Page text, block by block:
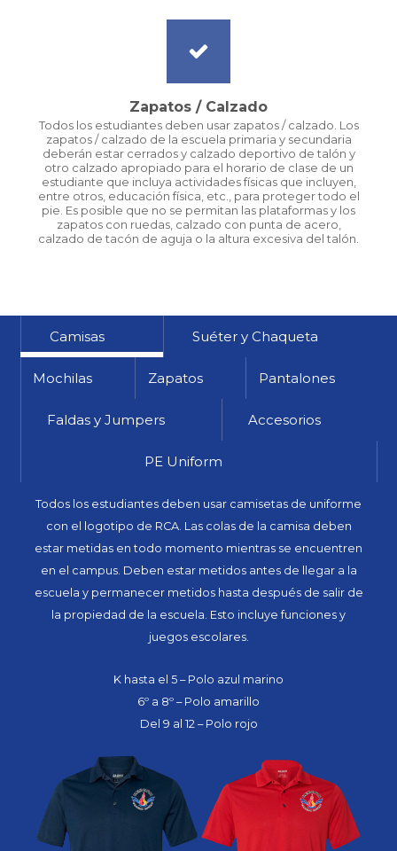
Zapatos / Calzado
Todos los estudiantes deben usar zapatos / calzado. Los
zapatos / calzado de la escuela primaria y secundaria
deberán estar cerrados y calzado deportivo de talón y
otro calzado apropiado para el horario de clase de un
estudiante que incluya actividades físicas que incluyen,
entre otros, educación física, etc., para proteger todo el
pie. Es posible que no se permitan las plataformas y los
zapatos con ruedas, calzado con punta de acero,
calzado de tacón de aguja o la altura excesiva del talón.
Camisas Suéter y Chaqueta
Mochilas Zapatos Pantalones
Faldas y Jumpers Accesorios
PE Uniform
Todos los estudiantes deben usar camisetas de uniforme
con el logotipo de RCA. Las colas de la camisa deben
estar metidas en todo momento mientras se encuentren
en el campus. Deben estar metidos antes de llegar a la
escuela y permanecer metidos hasta después de salir de
la propiedad de la escuela. Esto incluye funciones y
juegos escolares.
K hasta el 5 – Polo azul marino
6º a 8º – Polo amarillo
Del 9 al 12 – Polo rojo